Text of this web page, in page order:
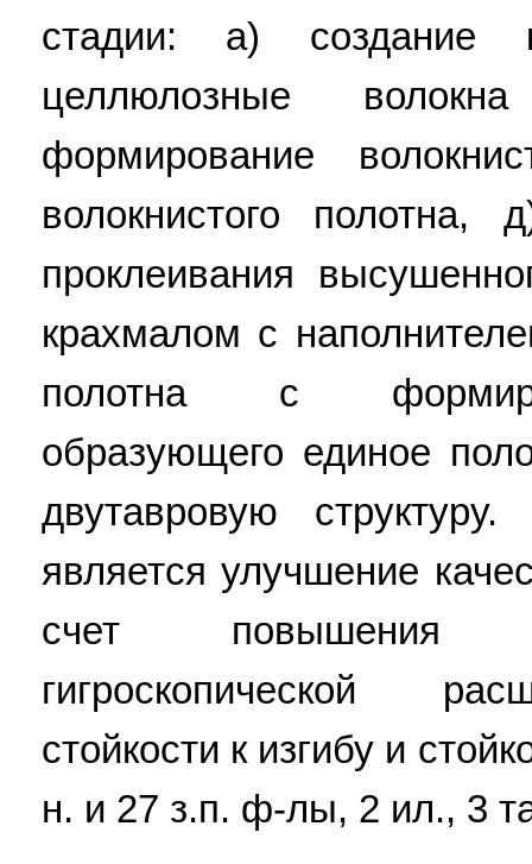
стадии: а) создание
целлюлозные
формирование
волокнистого полотна,
проклеивания
крахмалом с
полотна с
образующего единое
двутавровую структуру.
является улучшение
счет повышения
гигроскопической
стойкости к изгибу и
н. и 27 з.п. ф-лы, 2 ил., 3